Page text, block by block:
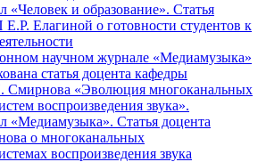
«Человек и образование». Статья
Елагиной о готовности студентов к
«Медиамузыка». Статья доцента
о многоканальных
воспроизведения звука